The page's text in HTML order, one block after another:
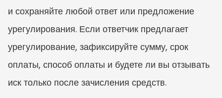
и сохраняйте любой ответ или предложение
урегулирования. Если ответчик предлагает
урегулирование, зафиксируйте сумму, срок
оплаты, способ оплаты и будете ли вы отзывать
иск только после зачисления средств.